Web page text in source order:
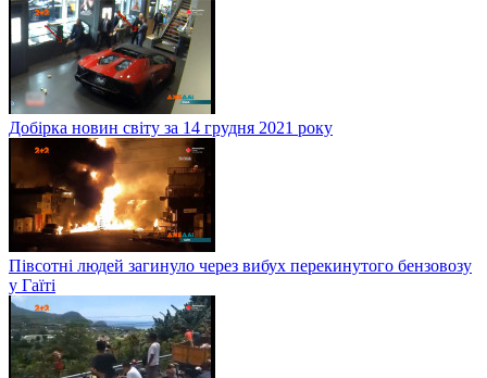
Добірка новин світу за 14 грудня 2021 року
Півсотні людей загинуло через вибух перекинутого бензовозу
у Гаїті